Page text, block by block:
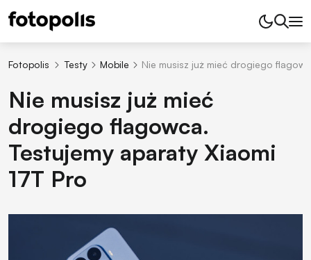
Fotopolis Testy Mobile Nie musisz już mieć drogiego
Nie musisz już mieć
drogiego flagowca.
Testujemy aparaty Xiaomi
17T Pro